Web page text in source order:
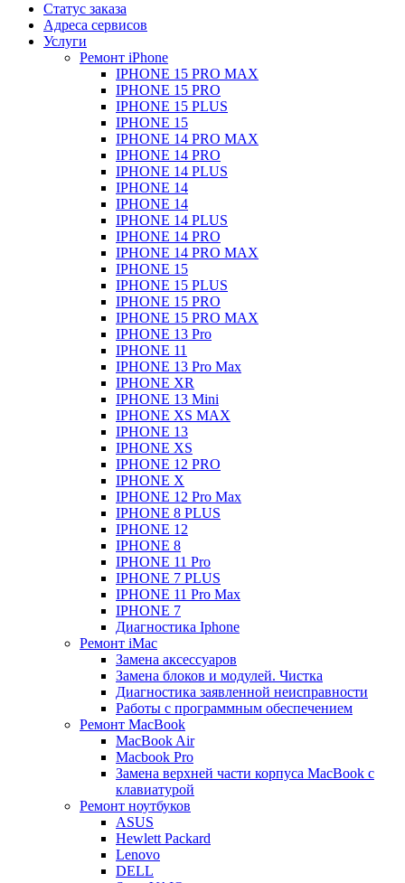
Статус заказа
Адреса сервисов
Услуги
Ремонт iPhone
IPHONE 15 PRO MAX
IPHONE 15 PRO
IPHONE 15 PLUS
IPHONE 15
IPHONE 14 PRO MAX
IPHONE 14 PRO
IPHONE 14 PLUS
IPHONE 14
IPHONE 14
IPHONE 14 PLUS
IPHONE 14 PRO
IPHONE 14 PRO MAX
IPHONE 15
IPHONE 15 PLUS
IPHONE 15 PRO
IPHONE 15 PRO MAX
IPHONE 13 Pro
IPHONE 11
IPHONE 13 Pro Max
IPHONE XR
IPHONE 13 Mini
IPHONE XS MAX
IPHONE 13
IPHONE XS
IPHONE 12 PRO
IPHONE X
IPHONE 12 Pro Max
IPHONE 8 PLUS
IPHONE 12
IPHONE 8
IPHONE 11 Pro
IPHONE 7 PLUS
IPHONE 11 Pro Max
IPHONE 7
Диагностика Iphone
Ремонт iMac
Замена аксессуаров
Замена блоков и модулей. Чистка
Диагностика заявленной неисправности
Работы с программным обеспечением
Ремонт MacBook
MacBook Air
Macbook Pro
Замена верхней части корпуса MacBook с
клавиатурой
Ремонт ноутбуков
ASUS
Hewlett Packard
Lenovo
DELL